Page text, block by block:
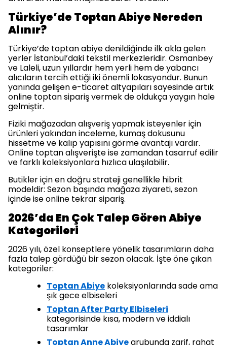
Türkiye’de Toptan Abiye Nereden
Alınır?
Türkiye’de toptan abiye denildiğinde ilk akla gelen
yerler İstanbul’daki tekstil merkezleridir. Osmanbey
ve Laleli, uzun yıllardır hem yerli hem de yabancı
alıcıların tercih ettiği iki önemli lokasyondur. Bunun
yanında gelişen e-ticaret altyapıları sayesinde artık
online toptan sipariş vermek de oldukça yaygın hale
gelmiştir.
Fiziki mağazadan alışveriş yapmak isteyenler için
ürünleri yakından inceleme, kumaş dokusunu
hissetme ve kalıp yapısını görme avantajı vardır.
Online toptan alışverişte ise zamandan tasarruf edilir
ve farklı koleksiyonlara hızlıca ulaşılabilir.
Butikler için en doğru strateji genellikle hibrit
modeldir: Sezon başında mağaza ziyareti, sezon
içinde ise online tekrar sipariş.
2026’da En Çok Talep Gören Abiye
Kategorileri
2026 yılı, özel konseptlere yönelik tasarımların daha
fazla talep gördüğü bir sezon olacak. İşte öne çıkan
kategoriler:
Toptan Abiye koleksiyonlarında sade ama
şık gece elbiseleri
Toptan After Party Elbiseleri
kategorisinde kısa, modern ve iddialı
tasarımlar
Toptan Anne Abiyegrubunda zarif, rahat